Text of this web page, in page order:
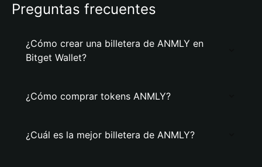
Preguntas frecuentes
¿Cómo crear una billetera de ANMLY en
Bitget Wallet?
¿Cómo comprar tokens ANMLY?
¿Cuál es la mejor billetera de ANMLY?